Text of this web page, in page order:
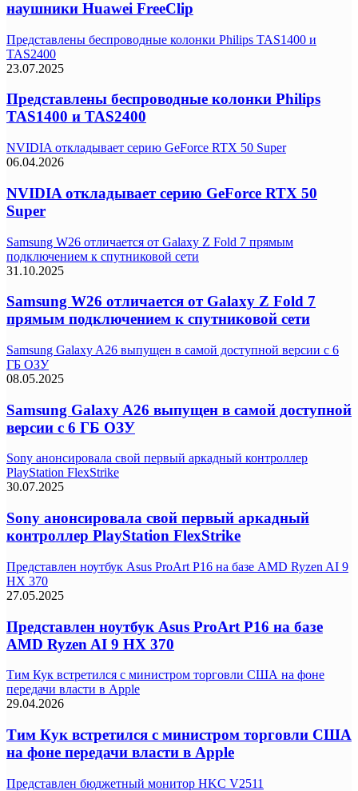
наушники Huawei FreeClip
Представлены беспроводные колонки Philips TAS1400 и
TAS2400
23.07.2025
Представлены беспроводные колонки Philips
TAS1400 и TAS2400
NVIDIA откладывает серию GeForce RTX 50 Super
06.04.2026
NVIDIA откладывает серию GeForce RTX 50
Super
Samsung W26 отличается от Galaxy Z Fold 7 прямым
подключением к спутниковой сети
31.10.2025
Samsung W26 отличается от Galaxy Z Fold 7
прямым подключением к спутниковой сети
Samsung Galaxy A26 выпущен в самой доступной версии с 6
ГБ ОЗУ
08.05.2025
Samsung Galaxy A26 выпущен в самой доступной
версии с 6 ГБ ОЗУ
Sony анонсировала свой первый аркадный контроллер
PlayStation FlexStrike
30.07.2025
Sony анонсировала свой первый аркадный
контроллер PlayStation FlexStrike
Представлен ноутбук Asus ProArt P16 на базе AMD Ryzen AI 9
HX 370
27.05.2025
Представлен ноутбук Asus ProArt P16 на базе
AMD Ryzen AI 9 HX 370
Тим Кук встретился с министром торговли США на фоне
передачи власти в Apple
29.04.2026
Тим Кук встретился с министром торговли США
на фоне передачи власти в Apple
Представлен бюджетный монитор HKC V2511